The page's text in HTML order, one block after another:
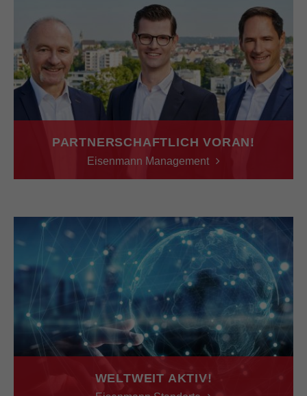
PARTNERSCHAFTLICH VORAN!
Eisenmann Management
WELTWEIT AKTIV!